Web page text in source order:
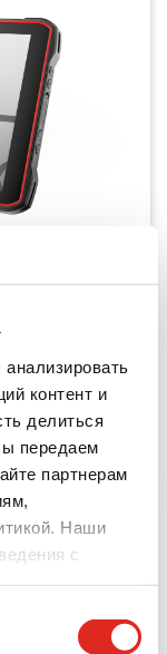
контент и
делиться
передаем
партнерам
Наши
с